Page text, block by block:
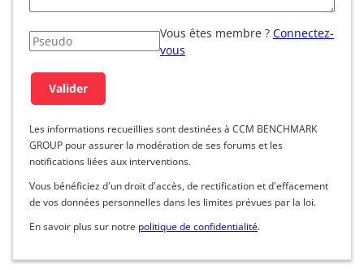
Vous êtes membre ? Connectez-
vous
Les informations recueillies sont destinées à CCM BENCHMARK
GROUP pour assurer la modération de ses forums et les
notifications liées aux interventions.
Vous bénéficiez d'un droit d'accès, de rectification et d'effacement
de vos données personnelles dans les limites prévues par la loi.
En savoir plus sur notre politique de confidentialité.